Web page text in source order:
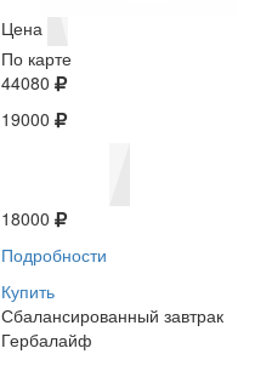
Цена
По карте
44080
19000
18000
Подробности
Купить
Сбалансированный завтрак
Гербалайф